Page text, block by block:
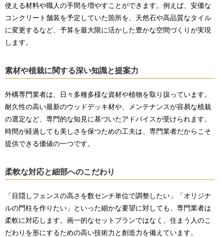
使える材料や職人の手間を増やすことができます。例えば、安価な
コンクリート舗装を予定していた箇所を、天然石や高品質なタイル
に変更するなど、予算を最大限に活かした豊かな空間づくりが実現
します。
素材や植栽に関する深い知識と提案力
外構専門業者は、日々多種多様な資材や植物を取り扱っています。
耐久性の高い最新のウッドデッキ材や、メンテナンスが容易な植栽
の選定など、専門的な知見に基づいたアドバイスが受けられます。
時間が経過しても美しさを保つための工夫は、専門業者だからこそ
提供できる価値の一つです。
柔軟な対応と細部へのこだわり
「目隠しフェンスの高さを数センチ単位で調整したい」「オリジナ
ルの門柱を作りたい」といった細かな要望に対しても、専門業者は
柔軟に対応します。画一的なセットプランではなく、住まう人のこ
だわりを形にするための高い技術力と創造力を備えています。